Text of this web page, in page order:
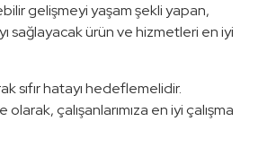
gelişmeyi yaşam şekli yapan,
sağlayacak ürün ve hizmetleri en iyi
sıfır hatayı hedeflemelidir.
çalışanlarımıza en iyi çalışma